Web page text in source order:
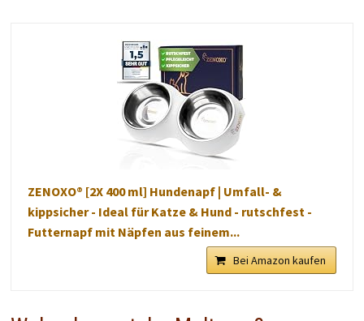
ZENOXO® [2X 400 ml] Hundenapf | Umfall- &
kippsicher - Ideal für Katze & Hund - rutschfest -
Futternapf mit Näpfen aus feinem...
Bei Amazon kaufen